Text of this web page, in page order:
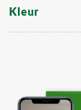
Kleur